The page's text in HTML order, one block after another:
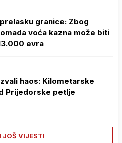
granice: Zbog
voća kazna može biti
evra
haos: Kilometarske
Prijedorske petlje
JOŠ VIJESTI